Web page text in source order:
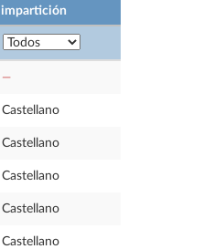
impartición
—
Castellano
Castellano
Castellano
Castellano
Castellano